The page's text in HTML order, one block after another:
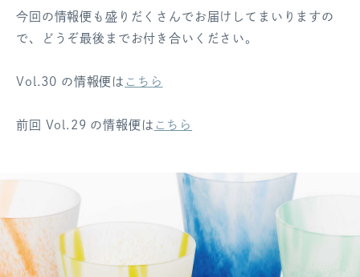
今回の情報便も盛りだくさんでお届けしてまいりますの
で、どうぞ最後までお付き合いください。
Vol.30 の情報便は こちら
前回 Vol.29 の情報便は こちら